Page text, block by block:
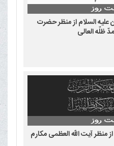
السلام از منظر حضرت
ظلّه العالی
منظر آیت الله العظمی مکارم